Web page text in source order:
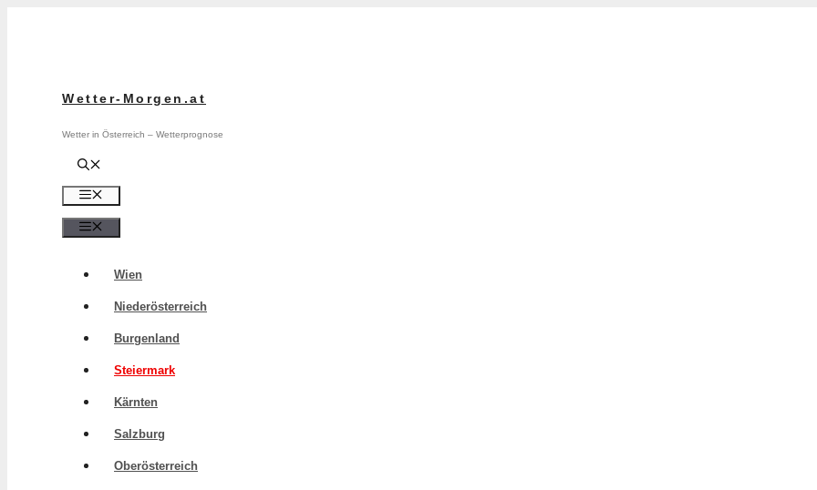
Wetter-Morgen.at
Wetter in Österreich – Wetterprognose
Wien
Niederösterreich
Burgenland
Steiermark
Kärnten
Salzburg
Oberösterreich